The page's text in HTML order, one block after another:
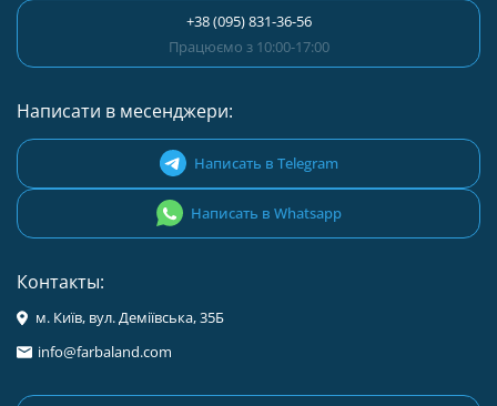
+38 (095) 831-36-56
Працюємо з 10:00-17:00
Написати в месенджери:
Написать в Telegram
Написать в Whatsapp
Контакты:
м. Київ, вул. Деміївська, 35Б
info@farbaland.com